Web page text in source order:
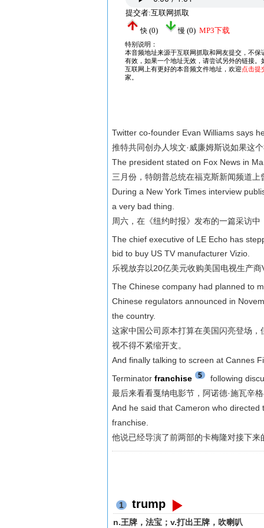
Twitter co-founder Evan Williams says
推特共同创办人埃文·威廉姆斯说如果这
The president stated on Fox News in
三月份，特朗普总统在福克斯新闻频道
During a New York Times interview
a very bad thing.
周六，在《纽约时报》发布的一篇采访
The chief executive of LE Echo has
bid to buy US TV manufacturer Vizio.
乐视放弃以20亿美元收购美国电视生产
The Chinese company had planned to
Chinese regulators announced in
the country.
这家中国公司原本打算在美国闪亮登场
视不得不紧缩开支。
And finally talking to screen at Cannes
Terminatorfranchise 5
following
最后来看看戛纳电影节，阿诺德·施瓦辛
And he said that Cameron who
franchise.
他说已经导演了前两部的卡梅隆对接下
1 trump
n.王牌，法宝；v.打出王牌，吹喇叭